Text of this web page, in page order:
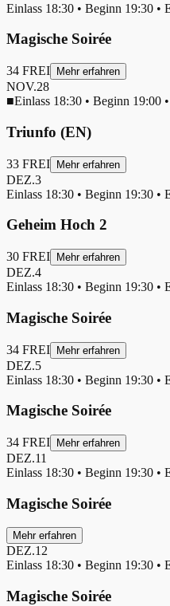
Einlass 18:30 • Beginn 19:30 •
Magische Soirée
34 FREI Mehr erfahren
NOV.28
■Einlass 18:30 • Beginn 19:00
Triunfo (EN)
33 FREI Mehr erfahren
DEZ.3
Einlass 18:30 • Beginn 19:30 •
Geheim Hoch 2
30 FREI Mehr erfahren
DEZ.4
Einlass 18:30 • Beginn 19:30 •
Magische Soirée
34 FREI Mehr erfahren
DEZ.5
Einlass 18:30 • Beginn 19:30 •
Magische Soirée
34 FREI Mehr erfahren
DEZ.11
Einlass 18:30 • Beginn 19:30 •
Magische Soirée
Mehr erfahren
DEZ.12
Einlass 18:30 • Beginn 19:30 •
Magische Soirée